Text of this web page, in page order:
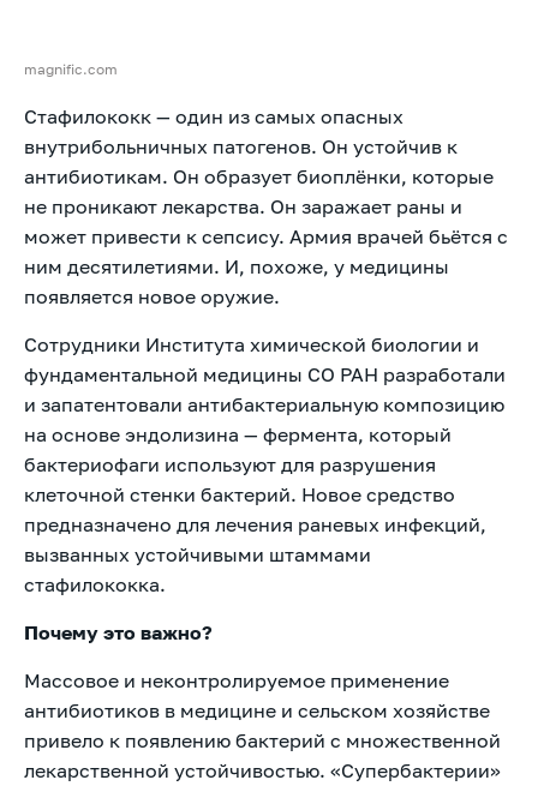
magnific.com
Стафилококк — один из самых опасных
внутрибольничных патогенов. Он устойчив к
антибиотикам. Он образует биоплёнки, которые
не проникают лекарства. Он заражает раны и
может привести к сепсису. Армия врачей бьётся с
ним десятилетиями. И, похоже, у медицины
появляется новое оружие.
Сотрудники Института химической биологии и
фундаментальной медицины СО РАН разработали
и запатентовали антибактериальную композицию
на основе эндолизина — фермента, который
бактериофаги используют для разрушения
клеточной стенки бактерий. Новое средство
предназначено для лечения раневых инфекций,
вызванных устойчивыми штаммами
стафилококка.
Почему это важно?
Массовое и неконтролируемое применение
антибиотиков в медицине и сельском хозяйстве
привело к появлению бактерий с множественной
лекарственной устойчивостью. «Супербактерии»